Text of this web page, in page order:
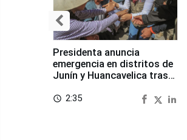
Presidenta anuncia
emergencia en distritos de
Junín y Huancavelica tras
access_time 2:35